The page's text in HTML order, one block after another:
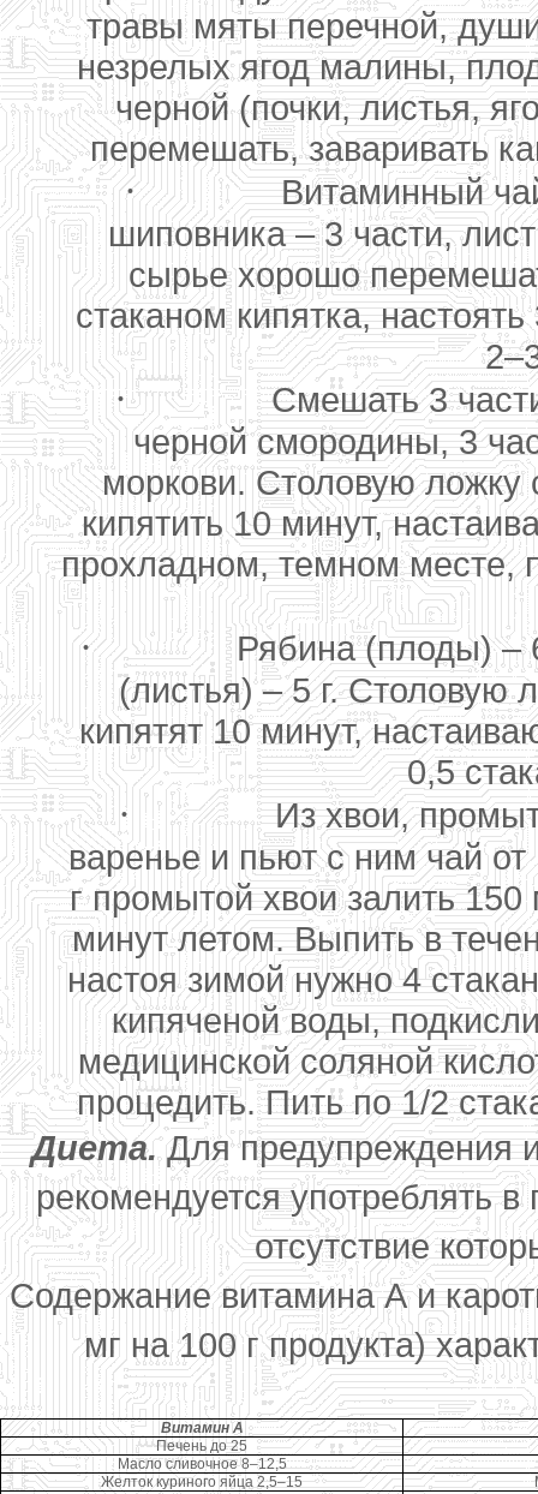
травы мяты перечной,
незрелых ягод малины,
черной (почки, листья,
перемешать, заваривать
·
Витаминный
шиповника – 3 части,
сырье хорошо
стаканом кипятка,
·
Смешать 3
черной смородины, 3
моркови. Столовую ложку
кипятить 10 минут,
прохладном, темном месте,
·
Рябина (плоды) –
(листья) – 5 г. Столовую
кипятят 10 минут,
0,5
·
Из хвои,
варенье и пьют с ним чай от
г промытой хвои залить
минут летом. Выпить в
настоя зимой нужно 4
кипяченой воды,
медицинской соляной
процедить. Пить по 1/2
Диета.Для предупреждения
рекомендуется употреблять
отсутствие
Содержание витамина А и
мг на 100 г продукта)
Витамин А
Печень до 25
Масло сливочное 8–12,5
Желток куриного яйца 2,5–15